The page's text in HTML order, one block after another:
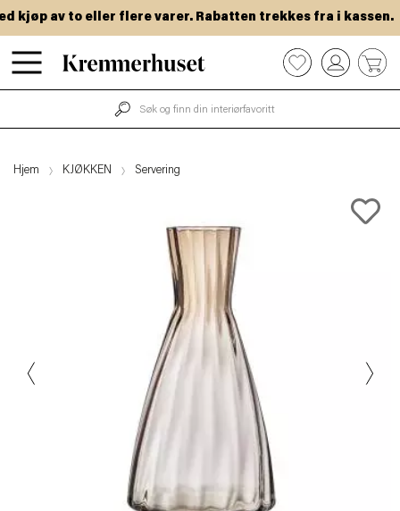
Hopp
til
kjøp av to eller flere varer. Rabatten trekkes fra i kassen.
0
Hjem KJØKKEN Servering